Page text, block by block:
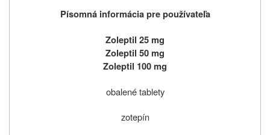
Písomná informácia pre používateľa
Zoleptil 25 mg
Zoleptil 50 mg
Zoleptil 100 mg
obalené tablety
zotepín